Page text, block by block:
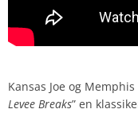
Kansas Joe og
Levee Breaks” en